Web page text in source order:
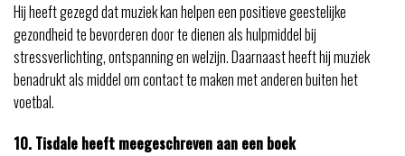
Hij heeft gezegd dat muziek kan helpen een positieve geestelijke
gezondheid te bevorderen door te dienen als hulpmiddel bij
stressverlichting, ontspanning en welzijn. Daarnaast heeft hij muziek
benadrukt als middel om contact te maken met anderen buiten het
voetbal.
10. Tisdale heeft meegeschreven aan een boek